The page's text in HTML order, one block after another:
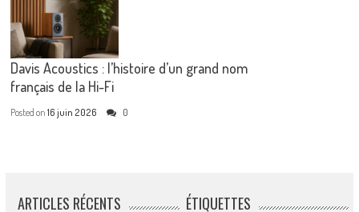
Davis Acoustics : l’histoire d’un grand nom
français de la Hi-Fi
Posted on16 juin 2026 0
ARTICLES RÉCENTS ÉTIQUETTES